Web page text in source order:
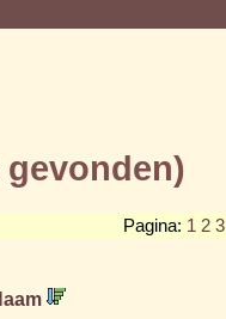
Pagina: 1 2 3